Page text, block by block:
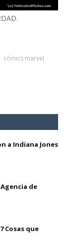
cómics marvel
a Indiana Jones
de
Cosas que